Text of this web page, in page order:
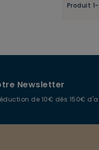
Produit
Newsletter
de 10€ dès 150€